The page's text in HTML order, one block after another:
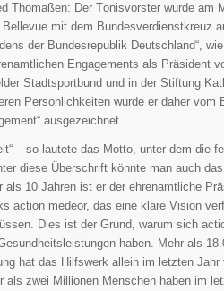
Thomaßen: Der Tönisvorster wurde am
mit dem Bundesverdienstkreuz
der Bundesrepublik Deutschland“,
Engagements als Präsident
Stadtsportbund und in der Stiftung
Persönlichkeiten wurde er daher vom
ausgezeichnet.
– so lautete das Motto, unter dem die
diese Überschrift könnte man auch
als 10 Jahren ist er der ehrenamtliche
action medeor, das eine klare Vision
Dies ist der Grund, warum sich
haben. Mehr als
hat das Hilfswerk allein im letzten
als zwei Millionen Menschen haben im